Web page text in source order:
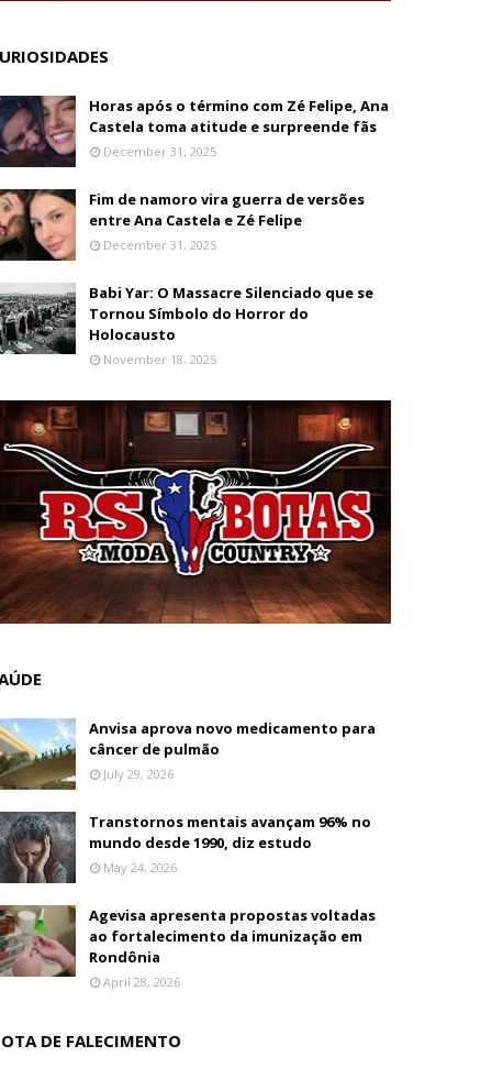
Horas após o término com Zé Felipe, Ana
Castela toma atitude e surpreende fãs
December 31, 2025
Fim de namoro vira guerra de versões
entre Ana Castela e Zé Felipe
December 31, 2025
Babi Yar: O Massacre Silenciado que se
Tornou Símbolo do Horror do
Holocausto
November 18, 2025
Anvisa aprova novo medicamento para
câncer de pulmão
July 29, 2026
Transtornos mentais avançam 96% no
mundo desde 1990, diz estudo
May 24, 2026
Agevisa apresenta propostas voltadas
ao fortalecimento da imunização em
Rondônia
April 28, 2026
DE FALECIMENTO